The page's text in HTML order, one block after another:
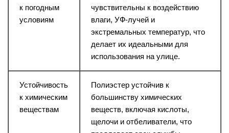
к погодным
условиям
чувствительны к воздействию
влаги, УФ-лучей и
экстремальных температур, что
делает их идеальными для
использования на улице.
Устойчивость
к химическим
веществам
Полиэстер устойчив к
большинству химических
веществ, включая кислоты,
щелочи и отбеливатели, что